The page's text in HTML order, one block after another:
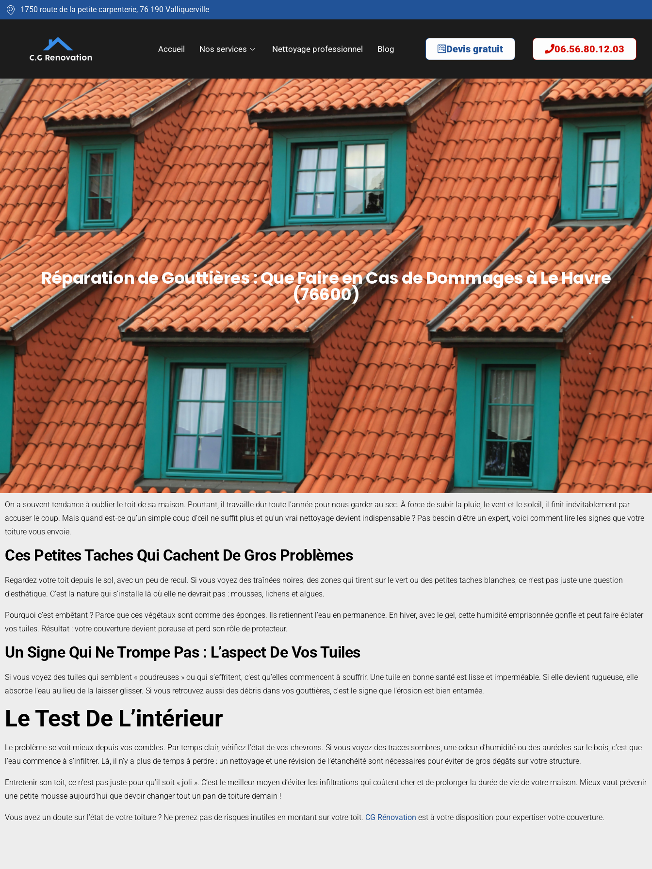
1750 route de la petite carpenterie, 76 190 Valliquerville
Accueil Nos services Nettoyage professionnel Blog Devis gratuit 06.56.80.12.03
Réparation de Gouttières : Que Faire en Cas de Dommages à Le Havre
(76600)
On a souvent tendance à oublier le toit de sa maison. Pourtant, il travaille dur toute l’année pour nous garder au sec. À force de subir la pluie, le vent et le soleil, il finit inévitablement par
accuser le coup. Mais quand est-ce qu’un simple coup d’œil ne suffit plus et qu’un vrai nettoyage devient indispensable ? Pas besoin d’être un expert, voici comment lire les signes que votre
toiture vous envoie.
Ces Petites Taches Qui Cachent De Gros Problèmes
Regardez votre toit depuis le sol, avec un peu de recul. Si vous voyez des traînées noires, des zones qui tirent sur le vert ou des petites taches blanches, ce n’est pas juste une question
d’esthétique. C’est la nature qui s’installe là où elle ne devrait pas : mousses, lichens et algues.
Pourquoi c’est embêtant ? Parce que ces végétaux sont comme des éponges. Ils retiennent l’eau en permanence. En hiver, avec le gel, cette humidité emprisonnée gonfle et peut faire éclater
vos tuiles. Résultat : votre couverture devient poreuse et perd son rôle de protecteur.
Un Signe Qui Ne Trompe Pas : L’aspect De Vos Tuiles
Si vous voyez des tuiles qui semblent « poudreuses » ou qui s’effritent, c’est qu’elles commencent à souffrir. Une tuile en bonne santé est lisse et imperméable. Si elle devient rugueuse, elle
absorbe l’eau au lieu de la laisser glisser. Si vous retrouvez aussi des débris dans vos gouttières, c’est le signe que l’érosion est bien entamée.
Le Test De L’intérieur
Le problème se voit mieux depuis vos combles. Par temps clair, vérifiez l’état de vos chevrons. Si vous voyez des traces sombres, une odeur d’humidité ou des auréoles sur le bois, c’est que
l’eau commence à s’infiltrer. Là, il n’y a plus de temps à perdre : un nettoyage et une révision de l’étanchéité sont nécessaires pour éviter de gros dégâts sur votre structure.
Entretenir son toit, ce n’est pas juste pour qu’il soit « joli ». C’est le meilleur moyen d’éviter les infiltrations qui coûtent cher et de prolonger la durée de vie de votre maison. Mieux vaut prévenir
une petite mousse aujourd’hui que devoir changer tout un pan de toiture demain !
Vous avez un doute sur l’état de votre toiture ? Ne prenez pas de risques inutiles en montant sur votre toit. CG Rénovation est à votre disposition pour expertiser votre couverture.